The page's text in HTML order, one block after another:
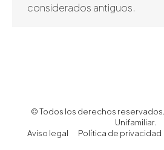
considerados antiguos.
© Todos los derechos
Unifamiliar.
Aviso legal
Política de privacidad